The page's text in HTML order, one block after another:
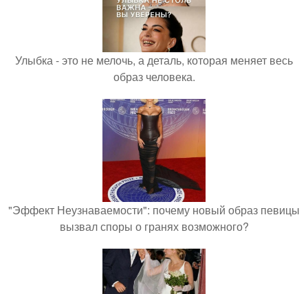
Улыбка - это не мелочь, а деталь, которая меняет весь
образ человека.
"Эффект Неузнаваемости": почему новый образ певицы
вызвал споры о гранях возможного?